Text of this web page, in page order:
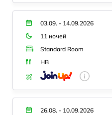
03.09. - 14.09.2026
11 ночей
Standard Room
HB
26.08. - 10.09.2026